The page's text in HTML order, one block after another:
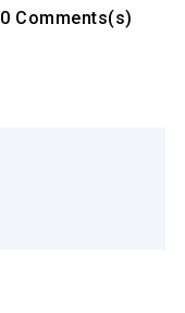
0 Comments(s)